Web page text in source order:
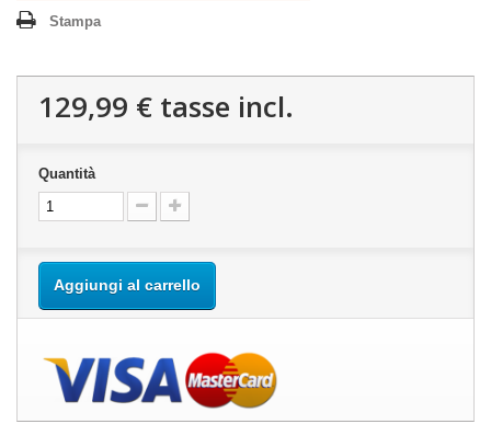
Stampa
129,99 € tasse incl.
Quantità
Aggiungi al carrello